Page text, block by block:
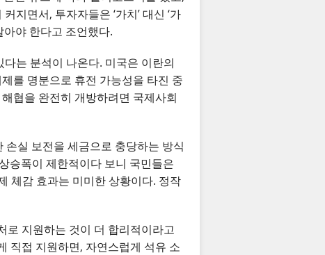
지면서, 투자자들은 ‘가치’ 대신 ‘가
야 한다고 조언했다.
는 분석이 나온다. 미국은 이란의
를 명분으로 휴전 가능성을 타진 중
협을 완전히 개방하려면 국제사회
실 보전을 세금으로 충당하는 방식
승폭이 제한적이다 보니 국민들은
체감 효과는 미미한 상황이다. 정작
로 지원하는 것이 더 합리적이라고
직접 지원하면, 자연스럽게 석유 소